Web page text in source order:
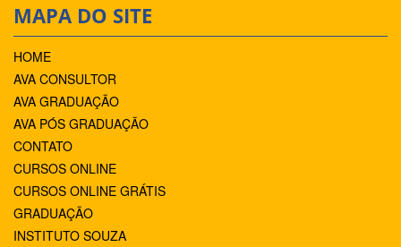
MAPA DO SITE
HOME
AVA CONSULTOR
AVA GRADUAÇÃO
AVA PÓS GRADUAÇÃO
CONTATO
CURSOS ONLINE
CURSOS ONLINE GRÁTIS
GRADUAÇÃO
INSTITUTO SOUZA